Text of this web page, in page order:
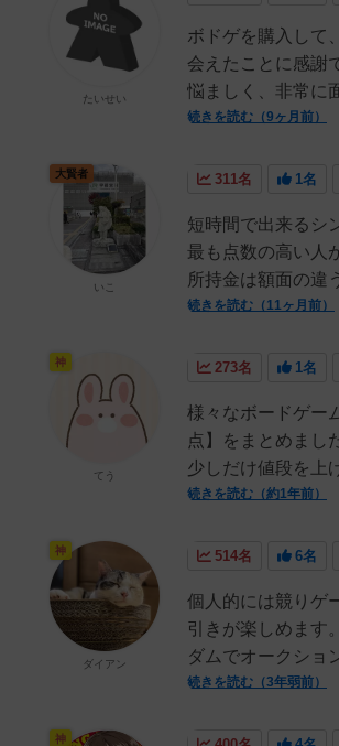
ボドゲを購入して
会えたことに感謝
悩ましく、非常に
続きを読む（9ヶ月前）
たいせい
311名 1名
短時間で出来るシ
最も点数の高い人
所持金は額面の違
続きを読む（11ヶ月前）
大賢者
いこ
273名 1名
様々なボードゲー
点】をまとめまし
少しだけ値段を上
続きを読む（約1年前）
神
てう
514名 6名
個人的には競りゲ
引きが楽しめます
ダムでオークショ
続きを読む（3年弱前）
神
ダイアン
神